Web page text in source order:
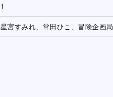
1
星宮すみれ、常田ひこ、冒険企画局